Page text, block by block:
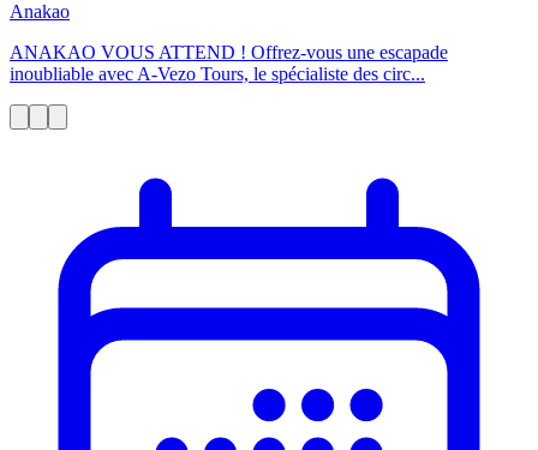
Anakao
ANAKAO VOUS ATTEND ! Offrez-vous une escapade
inoubliable avec A-Vezo Tours, le spécialiste des circ...